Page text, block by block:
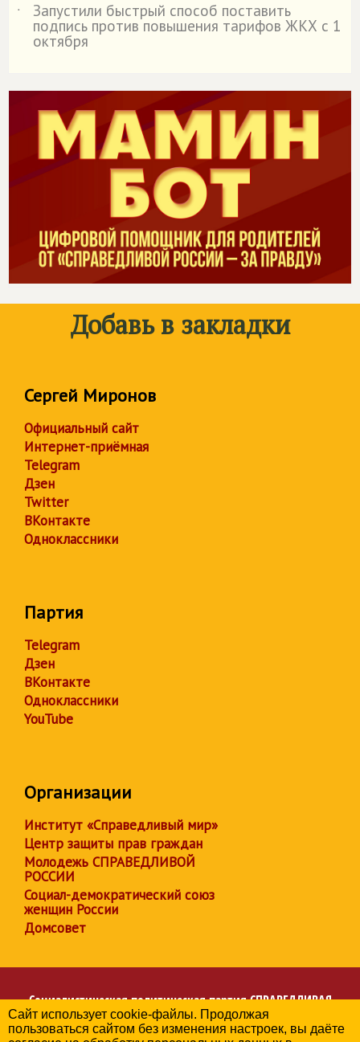
˙
Запустили быстрый способ поставить
подпись против повышения тарифов ЖКХ с 1
октября
Добавь в закладки
Сергей Миронов
Официальный сайт
Интернет-приёмная
Telegram
Дзен
Twitter
ВКонтакте
Одноклассники
Партия
Telegram
Дзен
ВКонтакте
Одноклассники
YouTube
Организации
Институт «Справедливый мир»
Центр защиты прав граждан
Молодежь СПРАВЕДЛИВОЙ
РОССИИ
Социал-демократический союз
женщин России
Домсовет
Социалистическая политическая партияСПРАВЕДЛИВАЯ
РОССИЯ
Региональное отделение партии в Краснодарском крае
Сайт использует cookie-файлы. Продолжая
пользоваться сайтом без изменения настроек, вы даёте